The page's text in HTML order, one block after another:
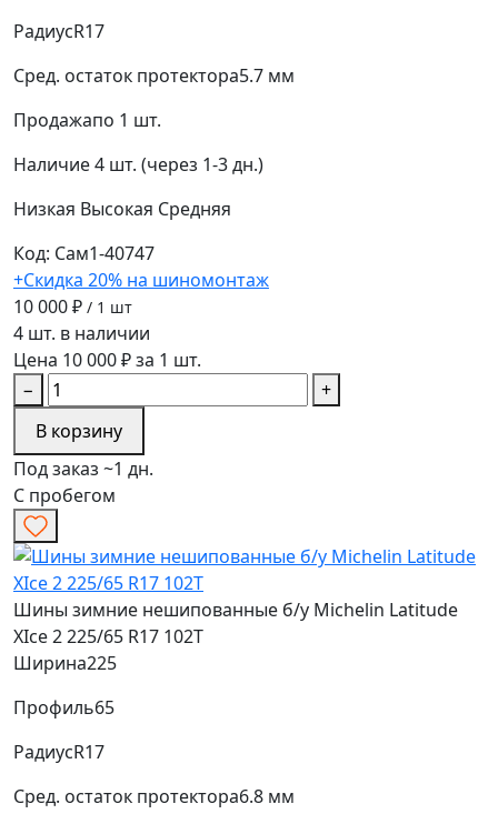
РадиусR17
Сред. остаток протектора5.7 мм
Продажапо 1 шт.
Наличие4 шт. (через 1-3 дн.)
Низкая Высокая Средняя
Код: Сам1-40747
+Скидка 20% на шиномонтаж
10 000 ₽ / 1 шт
4 шт. в наличии
Цена 10 000 ₽ за 1 шт.
−
+
В корзину
Под заказ ~1 дн.
С пробегом
Шины зимние нешипованные б/у Michelin Latitude
XIce 2 225/65 R17 102T
Ширина225
Профиль65
РадиусR17
Сред. остаток протектора6.8 мм